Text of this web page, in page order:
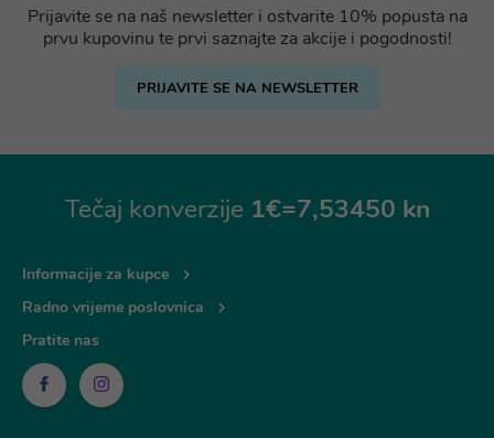
Prijavite se na naš newsletter i ostvarite 10% popusta na
prvu kupovinu te prvi saznajte za akcije i pogodnosti!
PRIJAVITE SE NA NEWSLETTER
Tečaj konverzije 1€=7,53450 kn
Informacije za kupce
Radno vrijeme poslovnica
Pratite nas